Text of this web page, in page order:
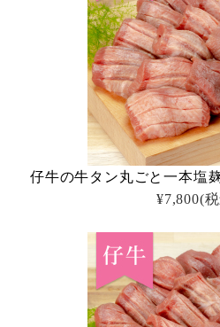
仔牛の牛タン丸ごと一本塩
¥7,800(